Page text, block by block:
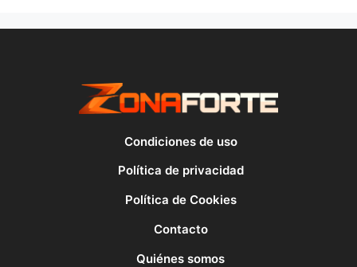
Condiciones de uso
Política de privacidad
Política de Cookies
Contacto
Quiénes somos